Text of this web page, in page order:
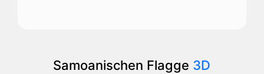
Samoanischen Flagge 3D